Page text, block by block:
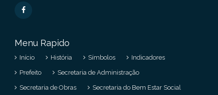
Menu Rapido
Início História Símbolos Indicadores
Prefeito Secretaria de Administração
Secretaria de Obras Secretaria do Bem Estar Social